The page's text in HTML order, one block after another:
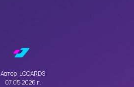
Автор: LOCARDS
07.05.2026 г.